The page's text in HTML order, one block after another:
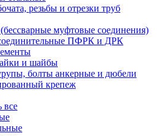
резьбы и отрезки труб
муфтовые соединения)
ПФРК и ДРК
и шайбы
болты анкерные и дюбели
крепеж
все